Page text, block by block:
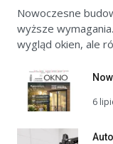
Nowoczesne
wyższe
wygląd okien, ale
6